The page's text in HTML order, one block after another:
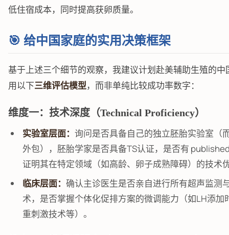
低住宿成本，同时提高获卵质量。
🎯 给中国家庭的实用决策框架
基于上述三个细节的观察，我建议计划赴美辅助生殖的中
用以下三维评估模型，而非单纯比较成功率数字：
维度一：技术深度（Technical Proficiency）
实验室层面： 询问是否具备自己的独立胚胎实验室（
外包），胚胎学家是否具备TS认证，是否有
证明其在特定领域（如高龄、卵子成熟障碍）的技术
临床层面： 确认主诊医生是否亲自进行所有超声监测
术，是否掌握个体化促排方案的微调能力（如LH添加
重刺激技术等）。